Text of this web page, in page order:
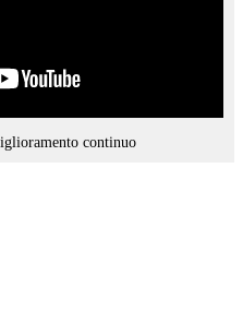
continuo